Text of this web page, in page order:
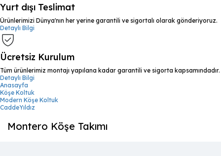
Yurt dışı Teslimat
Ürünlerimizi Dünya'nın her yerine garantili ve sigortalı olarak gönderiyoruz.
Detaylı Bilgi
Ücretsiz Kurulum
Tüm ürünlerimiz montajı yapılana kadar garantili ve sigorta kapsamındadır.
Detaylı Bilgi
Anasayfa
Köşe Koltuk
Modern Köşe Koltuk
CaddeYıldız
Montero Köşe Takımı